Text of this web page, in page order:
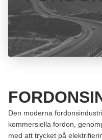
Den moderna
kommersiella fordon,
med att trycket på